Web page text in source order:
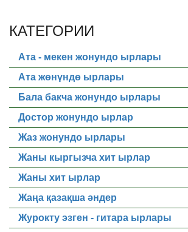
КАТЕГОРИИ
Ата - мекен жонундо ырлары
Ата жөнүндө ырлары
Бала бакча жонундо ырлары
Достор жонундо ырлар
Жаз жонундо ырлары
Жаны кыргызча хит ырлар
Жаны хит ырлар
Жаңа қазақша әндер
Журокту эзген - гитара ырлары